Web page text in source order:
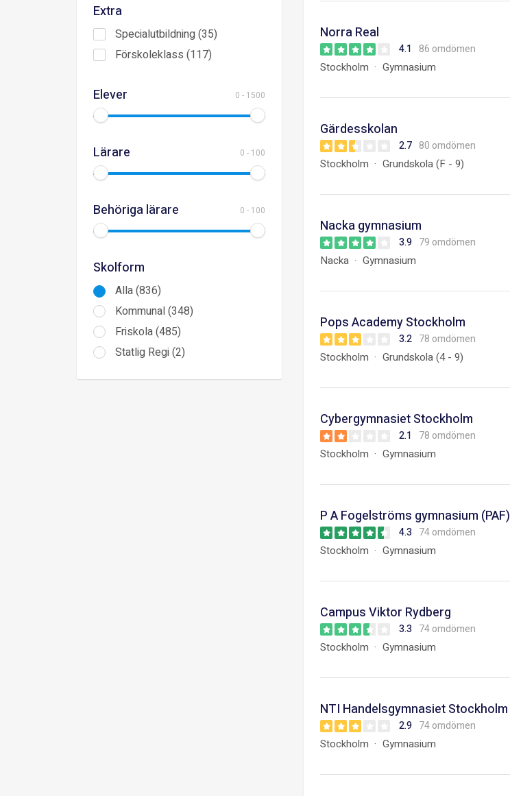
Extra
Specialutbildning (35)
Förskoleklass (117)
Elever 0 - 1500
Lärare 0 - 100
Behöriga lärare 0 - 100
Skolform
Alla (836)
Kommunal (348)
Friskola (485)
Statlig Regi (2)
Norra Real
4.1 86 omdömen
Stockholm Gymnasium
Gärdesskolan
2.7 80 omdömen
Stockholm Grundskola (F - 9)
Nacka gymnasium
3.9 79 omdömen
Nacka Gymnasium
Pops Academy Stockholm
3.2 78 omdömen
Stockholm Grundskola (4 - 9)
Cybergymnasiet Stockholm
2.1 78 omdömen
Stockholm Gymnasium
P A Fogelströms gymnasium (PAF)
4.3 74 omdömen
Stockholm Gymnasium
Campus Viktor Rydberg
3.3 74 omdömen
Stockholm Gymnasium
NTI Handelsgymnasiet Stockholm
2.9 74 omdömen
Stockholm Gymnasium